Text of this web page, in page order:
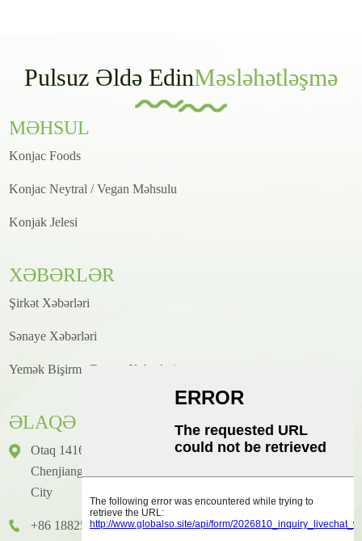
Pulsuz Əldə EdinMəsləhətləşmə
MƏHSUL
Konjac Foods
Konjac Neytral / Vegan Məhsulu
Konjak Jelesi
XƏBƏRLƏR
Şirkət Xəbərləri
Sənaye Xəbərləri
Yemək Bişirmə/Resept Xəbərləri
ƏLAQƏ
Otaq 1416, Mərtəbə 14, Junhao Beynəlxalq Binası, № 2,
Chenjiang Zhongkai Prospekti, Huicheng District, Huizhou
City
+86 18825458362